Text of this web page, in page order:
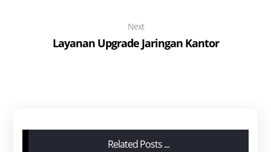
Next
Layanan Upgrade Jaringan Kantor
Related Posts ...